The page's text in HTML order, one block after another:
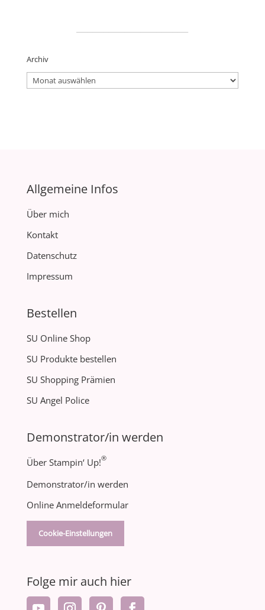
Archiv
Archiv
Allgemeine Infos
Über mich
Kontakt
Datenschutz
Impressum
Bestellen
SU Online Shop
SU Produkte bestellen
SU Shopping Prämien
SU Angel Police
Demonstrator/in werden
Über Stampin‘ Up!®
Demonstrator/in werden
Online Anmeldeformular
Cookie-Einstellungen
Folge mir auch hier